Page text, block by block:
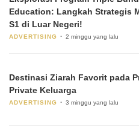
Education: Langkah Strategis
S1 di Luar Negeri!
ADVERTISING 2 minggu yang lalu
Destinasi Ziarah Favorit pada
Private Keluarga
ADVERTISING 3 minggu yang lalu